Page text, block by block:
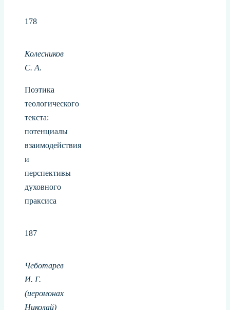
178
Колесников
С. А.
Поэтика
теологического
текста:
потенциалы
взаимодействия
и
перспективы
духовного
праксиса
187
Чеботарев
И. Г.
(иеромонах
Николай)